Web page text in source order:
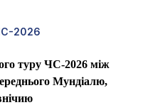
2026
туру ЧС-2026 між
Мундіалю,